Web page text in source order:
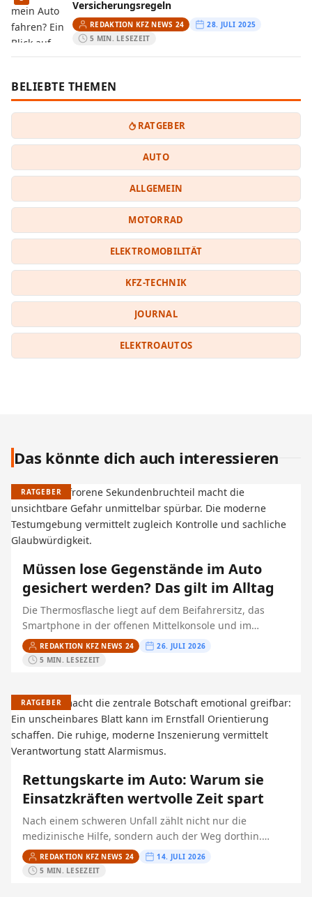
Versicherungsregeln
REDAKTION KFZ NEWS 24
28. JULI 2025
5 MIN. LESEZEIT
BELIEBTE THEMEN
RATGEBER
AUTO
ALLGEMEIN
MOTORRAD
ELEKTROMOBILITÄT
KFZ-TECHNIK
JOURNAL
ELEKTROAUTOS
Das könnte dich auch interessieren
RATGEBER
Müssen lose Gegenstände im Auto
gesichert werden? Das gilt im Alltag
Die Thermosflasche liegt auf dem Beifahrersitz, das
Smartphone in der offenen Mittelkonsole und im
Kofferraum rollt eine Wasserflasche umher. Das wirkt
harmlos – bis eine…
REDAKTION KFZ NEWS 24
26. JULI 2026
5 MIN. LESEZEIT
RATGEBER
Rettungskarte im Auto: Warum sie
Einsatzkräften wertvolle Zeit spart
Nach einem schweren Unfall zählt nicht nur die
medizinische Hilfe, sondern auch der Weg dorthin.
Bevor Feuerwehr und Rettungsdienst eine
eingeklemmte Person versorgen oder befreien…
REDAKTION KFZ NEWS 24
14. JULI 2026
5 MIN. LESEZEIT